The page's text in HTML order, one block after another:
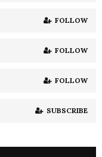
H
FOLLOW
FOLLOW
FOLLOW
SUBSCRIBE